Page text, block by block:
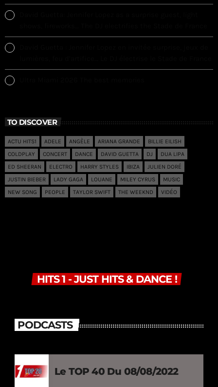
TO DISCOVER
ACTU HITS1 ADELE ANGÈLE ARIANA GRANDE
BILLIE EILISH
COLDPLAY
CONCERT DANCE DAVID GUETTA DJ
DUA LIPA
ED SHEERAN
ELECTRO HARRY STYLES IBIZA
JULIEN DORÉ
JUSTIN BIEBER
LADY GAGA LOUANE MILEY CYRUS
MUSIC
NEW SONG
PEOPLE TAYLOR SWIFT THE WEEKND VIDÉO
HITS 1 - JUST HITS & DANCE !
PODCASTS
Le TOP 40 Du 08/08/2022